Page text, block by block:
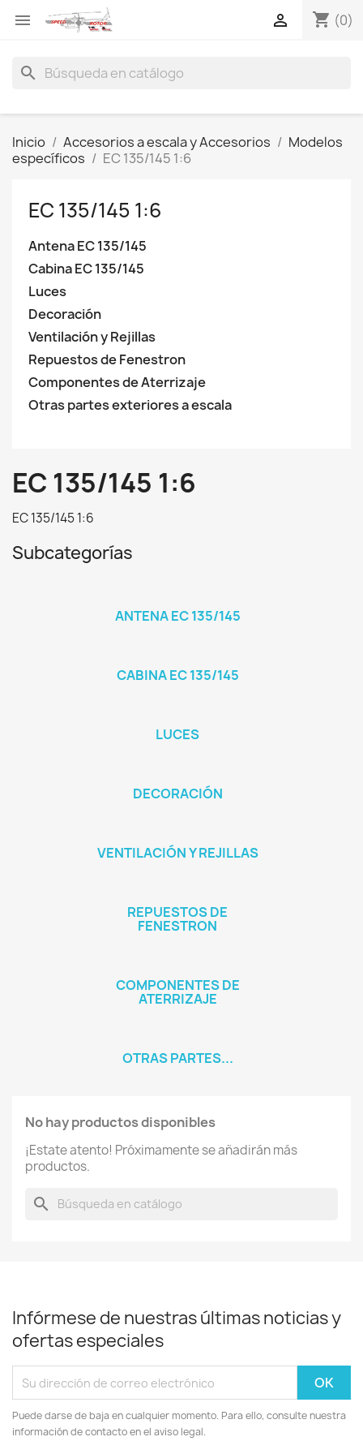
 shopping_cart (0)

search
Inicio Accesorios a escala y Accesorios
Modelos
específicos
EC 135/145 1:6
EC 135/145 1:6
Antena EC 135/145
Cabina EC 135/145
Luces
Decoración
Ventilación y Rejillas
Repuestos de Fenestron
Componentes de Aterrizaje
Otras partes exteriores a escala
EC 135/145 1:6
EC 135/145 1:6
Subcategorías
ANTENA EC 135/145
CABINA EC 135/145
LUCES
DECORACIÓN
VENTILACIÓN Y REJILLAS
REPUESTOS DE
FENESTRON
COMPONENTES DE
ATERRIZAJE
OTRAS PARTES...
No hay productos disponibles
¡Estate atento! Próximamente se añadirán más
productos.
search
Infórmese de nuestras últimas noticias y
ofertas especiales
Puede darse de baja en cualquier momento. Para ello, consulte nuestra
información de contacto en el aviso legal.